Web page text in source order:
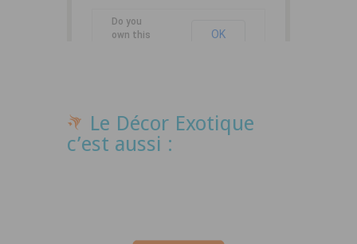
Do you
own this
OK
Le Décor Exotique
c’est aussi :